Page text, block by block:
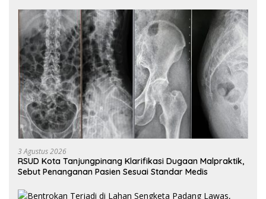
3 Agustus 2026
RSUD Kota Tanjungpinang Klarifikasi Dugaan Malpraktik,
Sebut Penanganan Pasien Sesuai Standar Medis